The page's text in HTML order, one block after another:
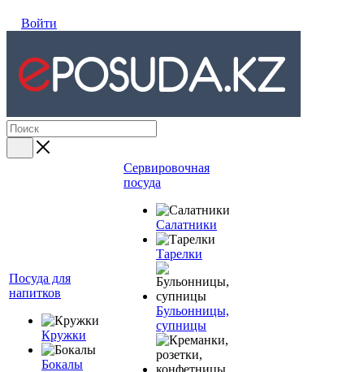
Войти
Посуда для
напитков
Кружки
Бокалы
Сервировочная
посуда
Салатники
Тарелки
Бульонницы,
супницы